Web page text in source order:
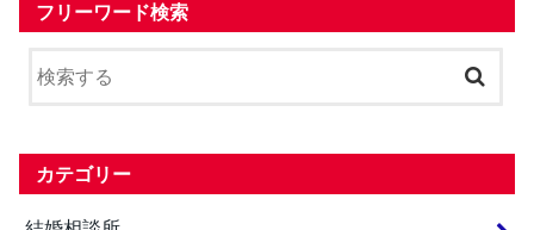
フリーワード検索
カテゴリー